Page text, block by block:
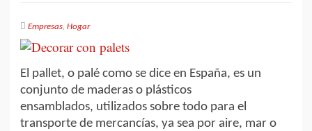
Empresas, Hogar
El pallet, o palé como se dice en España, es un
conjunto de maderas o plásticos
ensamblados, utilizados sobre todo para el
transporte de mercancías, ya sea por aire, mar o